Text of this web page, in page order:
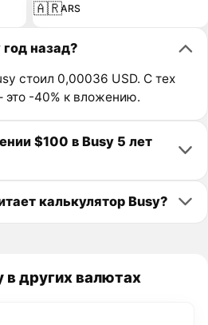
🇦🇷ARS
назад?
стоил 0,00036 USD. С тех
это -40% к вложению.
$100 в Busy 5 лет
калькулятор Busy?
в других валютах